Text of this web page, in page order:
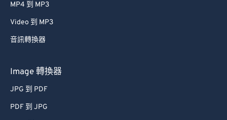
MP4 到 MP3
Video 到 MP3
音訊轉換器
Image 轉換器
JPG 到 PDF
PDF 到 JPG